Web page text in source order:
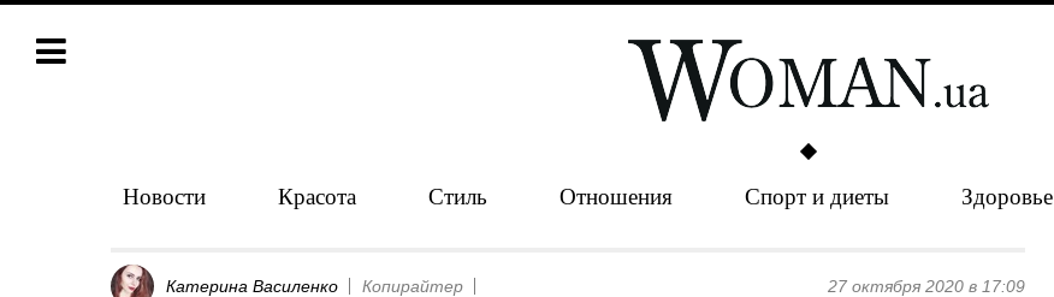
Новости Красота Стиль Отношения Спорт и диеты Здоровье
Катерина Василенко Копирайтер 27 октября 2020 в 17:09